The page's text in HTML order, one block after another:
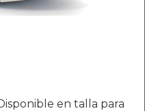
en talla para